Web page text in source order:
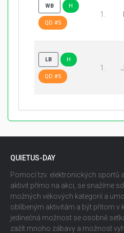
WB H
QD #5
1.
LB H
QD #5
1.
QUIETUS-DAY
Pomocí tzv. elektronických sportů
aktivit přímo na akci, se snažíme
možných věkových kategorií a
oblíbeným aktivitám a být přitom v
jedinečná možnost se osobně
zažít mnoho zábavy a možnost